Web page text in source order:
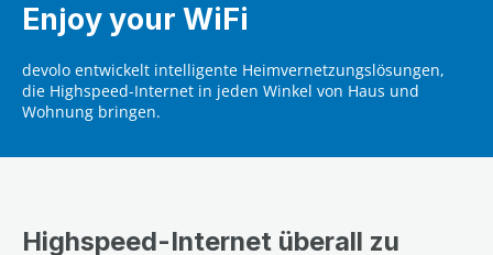
Enjoy your WiFi
devolo entwickelt intelligente Heimvernetzungslösungen,
die Highspeed-Internet in jeden Winkel von Haus und
Wohnung bringen.
Highspeed-Internet überall zu